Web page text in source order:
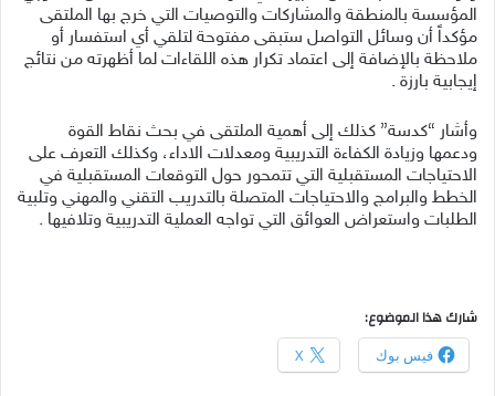
المؤسسة بالمنطقة والمشاركات والتوصيات التي خرج بها الملتقى
مؤكداً أن وسائل التواصل ستبقى مفتوحة لتلقي أي استفسار أو
ملاحظة بالإضافة إلى اعتماد تكرار هذه اللقاءات لما أظهرته من نتائج
إيجابية بارزة .
وأشار “كدسة” كذلك إلى أهمية الملتقى في بحث نقاط القوة
ودعمها وزيادة الكفاءة التدريبية ومعدلات الاداء، وكذلك التعرف على
الاحتياجات المستقبلية التي تتمحور حول التوقعات المستقبلية في
الخطط والبرامج والاحتياجات المتصلة بالتدريب التقني والمهني وتلبية
الطلبات واستعراض العوائق التي تواجه العملية التدريبية وتلافيها .
شارك هذا الموضوع:
فيس بوك X